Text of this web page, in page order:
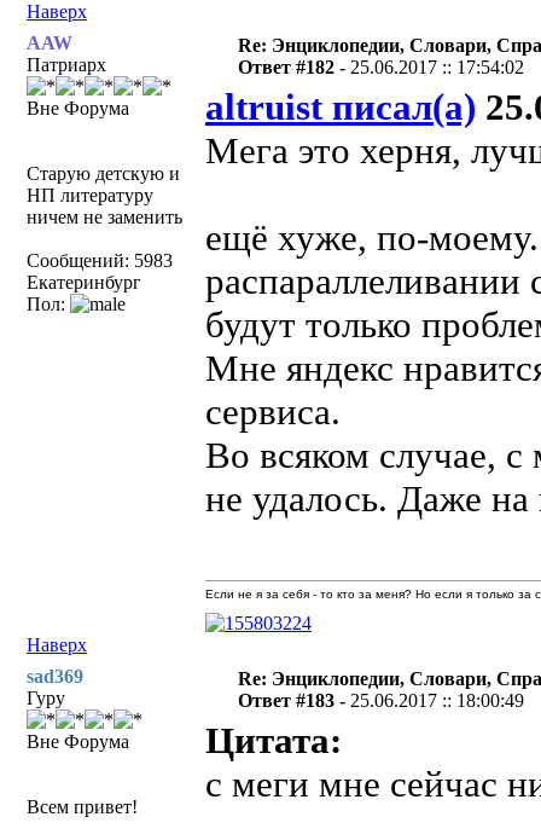
Наверх
AAW
Патриарх
Вне Форума
Старую детскую и
НП литературу
ничем не заменить
Сообщений: 5983
Екатеринбург
Пол:
Re: Энциклопедии, Словари,
Ответ #182 - 25.06.2017 :: 17:54:02
altruist писал(а)
Мега это херня,
ещё хуже, по-
распараллеливании
будут только
Мне яндекс
сервиса.
Во всяком случае, с
не удалось. Даже
Наверх
Если не я за себя - то кто за меня? Но если я только
sad369
Гуру
Вне Форума
Всем привет!
Re: Энциклопедии, Словари,
Ответ #183 - 25.06.2017 :: 18:00:49
Цитата:
с меги мне сейчас